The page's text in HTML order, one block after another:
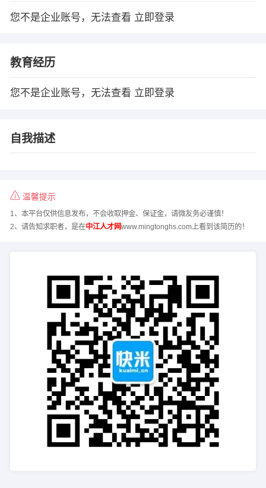
您不是企业账号，无法查看 立即登录
教育经历
您不是企业账号，无法查看 立即登录
自我描述
温馨提示
1、本平台仅供信息发布，不会收取押金、保证金，请微友务必谨慎！
2、请告知求职者，是在中江人才网www.mingtonghs.com上看到该简历的！